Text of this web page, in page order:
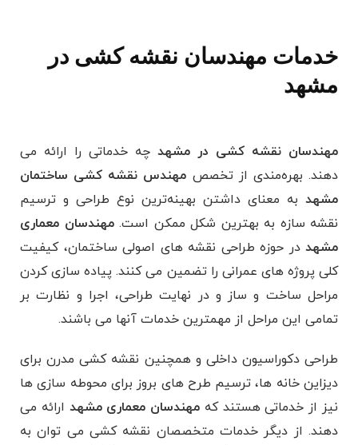
خدمات مهندسان نقشه کشی در
مشهد
مهندسان نقشه کشی در مشهد چه خدماتی را ارائه می
دهند. بهره‌مندی از تخصص مهندس نقشه کشی ساختمان
مشهد به معنای داشتن بهینه‌ترین نوع طراحی و ترسیم
نقشه سازه به بهترین شکل ممکن است.مهندسان معماری
مشهد در حوزه طراحی نقشه های اصولی ساختمان، کیفیت
کلی پروژه های عمرانی را تضمین می کنند. پیاده سازی کردن
مراحل ساخت و ساز و در نهایت طراحی، اجرا و نظارت بر
تمامی این مراحل از مهمترین خدمات آنها می باشند.
طراحی دکوراسیون داخلی و همچنین نقشه کشی مدرن برای
دیزاین خانه ها، ترسیم طرح های بروز برای محوطه سازی ها
نیز از خدماتی هستند که مهندسان معماری مشهد ارائه می
دهند. از دیگر خدمات متخصصان نقشه کشی می توان به